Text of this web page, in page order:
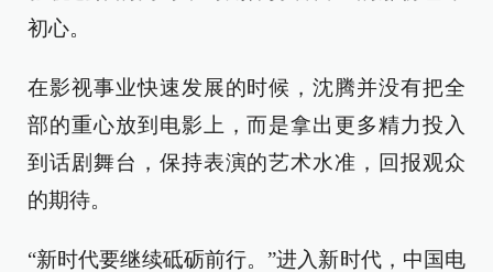
初心。
在影视事业快速发展的时候，沈腾并没有把全
部的重心放到电影上，而是拿出更多精力投入
到话剧舞台，保持表演的艺术水准，回报观众
的期待。
“新时代要继续砥砺前行。”进入新时代，中国电